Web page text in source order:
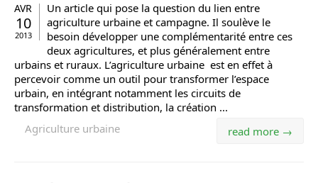
AVR
10
2013
Un article qui pose la question du lien entre
agriculture urbaine et campagne. Il soulève le
besoin développer une complémentarité entre ces
deux agricultures, et plus généralement entre
urbains et ruraux. L’agriculture urbaine est en effet à
percevoir comme un outil pour transformer l’espace
urbain, en intégrant notamment les circuits de
transformation et distribution, la création ...
read more →
Agriculture urbaine